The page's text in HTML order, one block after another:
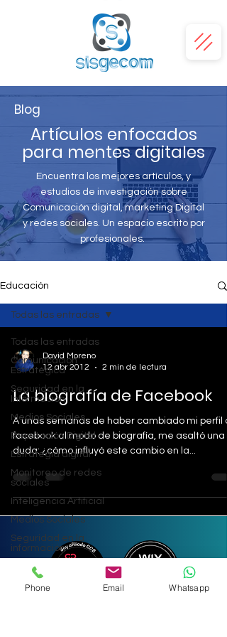
Blog
Artículos enfocados
para mentes digitales
Encuentra los mejores artículos, y
estudios de investigación sobre
Comunicación digital, marketing Digital
y redes sociales. Un espacio escrito por
profesionales.
Educación
Todas las entradas
Comunicación
Estratégica
Seguridad en la
Información
Medios Sociales
Reputación Digital
Estrategia digital
Monitoreo de redes
sociales
Inteligencia Artificial
Medios Sociales
Seguridad en la
información
Marketing
Inteligencia Artificial
Todas las entradas
David Moreno
12 abr 2012
2 min de lectura
La biografía de Facebook
A unas semanas de haber cambiado mi perfil
facebook al modo de biografía, me asaltó una
duda: ¿cómo influyó este cambio en la...
Phone Email Whatsapp